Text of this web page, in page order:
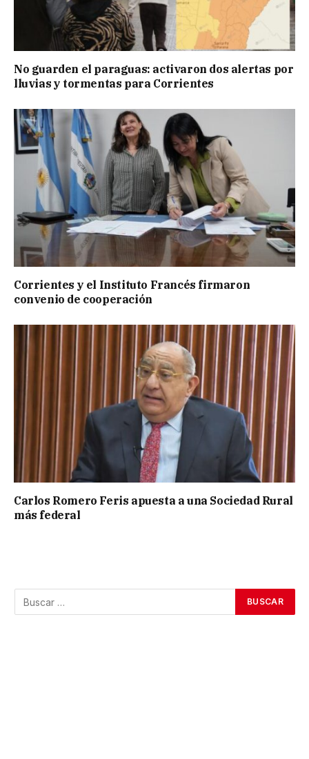
No guarden el paraguas: activaron dos alertas por
lluvias y tormentas para Corrientes
Corrientes y el Instituto Francés firmaron
convenio de cooperación
Carlos Romero Feris apuesta a una Sociedad Rural
más federal